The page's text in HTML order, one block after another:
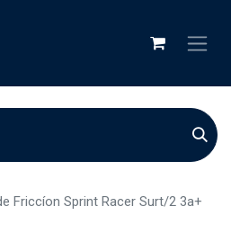
Friccíon Sprint Racer Surt/2 3a+